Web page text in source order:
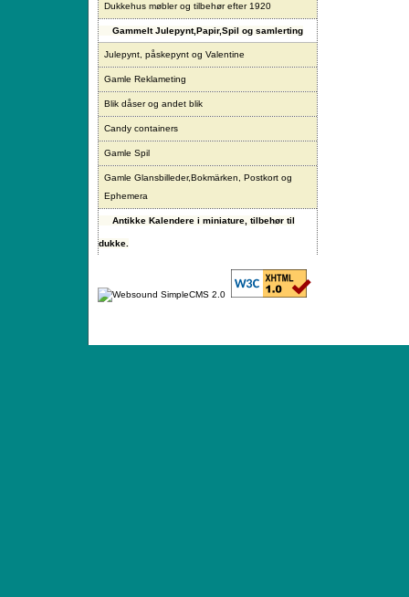
Dukkehus møbler og tilbehør efter 1920
Gammelt Julepynt,Papir,Spil og samlerting
Julepynt, påskepynt og Valentine
Gamle Reklameting
Blik dåser og andet blik
Candy containers
Gamle Spil
Gamle Glansbilleder,Bokmärken, Postkort og
Ephemera
Antikke Kalendere i miniature, tilbehør til
dukke.